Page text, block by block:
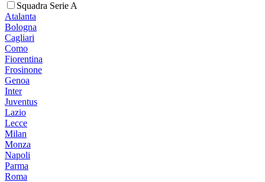
Squadra Serie A
Atalanta
Bologna
Cagliari
Como
Fiorentina
Frosinone
Genoa
Inter
Juventus
Lazio
Lecce
Milan
Monza
Napoli
Parma
Roma